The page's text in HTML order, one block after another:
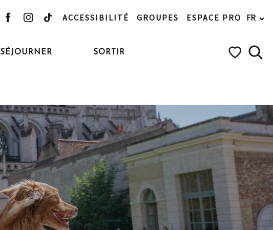
ACCESSIBILITÉ GROUPES ESPACE PRO FR
SÉJOURNER SORTIR